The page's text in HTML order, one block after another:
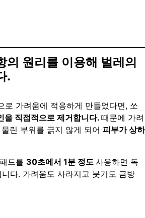
의 원리를 이용해 벌레의
.
로 가려움에 적응하게 만들었다면, 쏘
을 직접적으로 제거합니다. 때문에 가려
린 부위를 긁지 않게 되어 피부가 상하
드를 30초에서 1분 정도 사용하면 독
다. 가려움도 사라지고 붓기도 금방